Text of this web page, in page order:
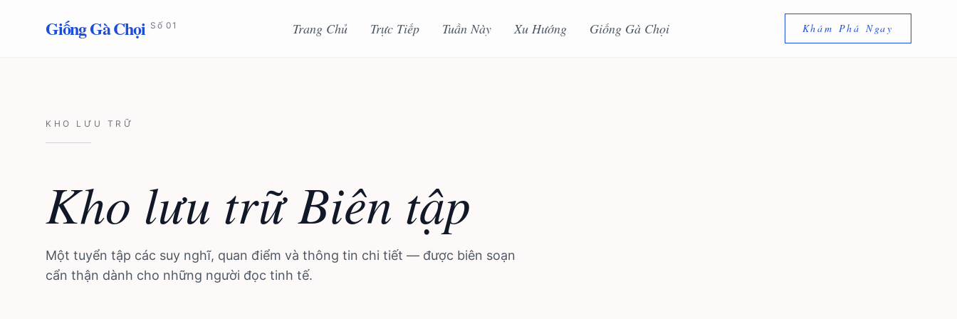
Giống Gà Chọi Số 01 Trang Chủ Trực Tiếp Tuần Này Xu Hướng Giống Gà Chọi Khám Phá Ngay
KHO LƯU TRỮ
Kho lưu trữ Biên tập
Một tuyển tập các suy nghĩ, quan điểm và thông tin chi tiết — được biên soạn
cẩn thận dành cho những người đọc tinh tế.